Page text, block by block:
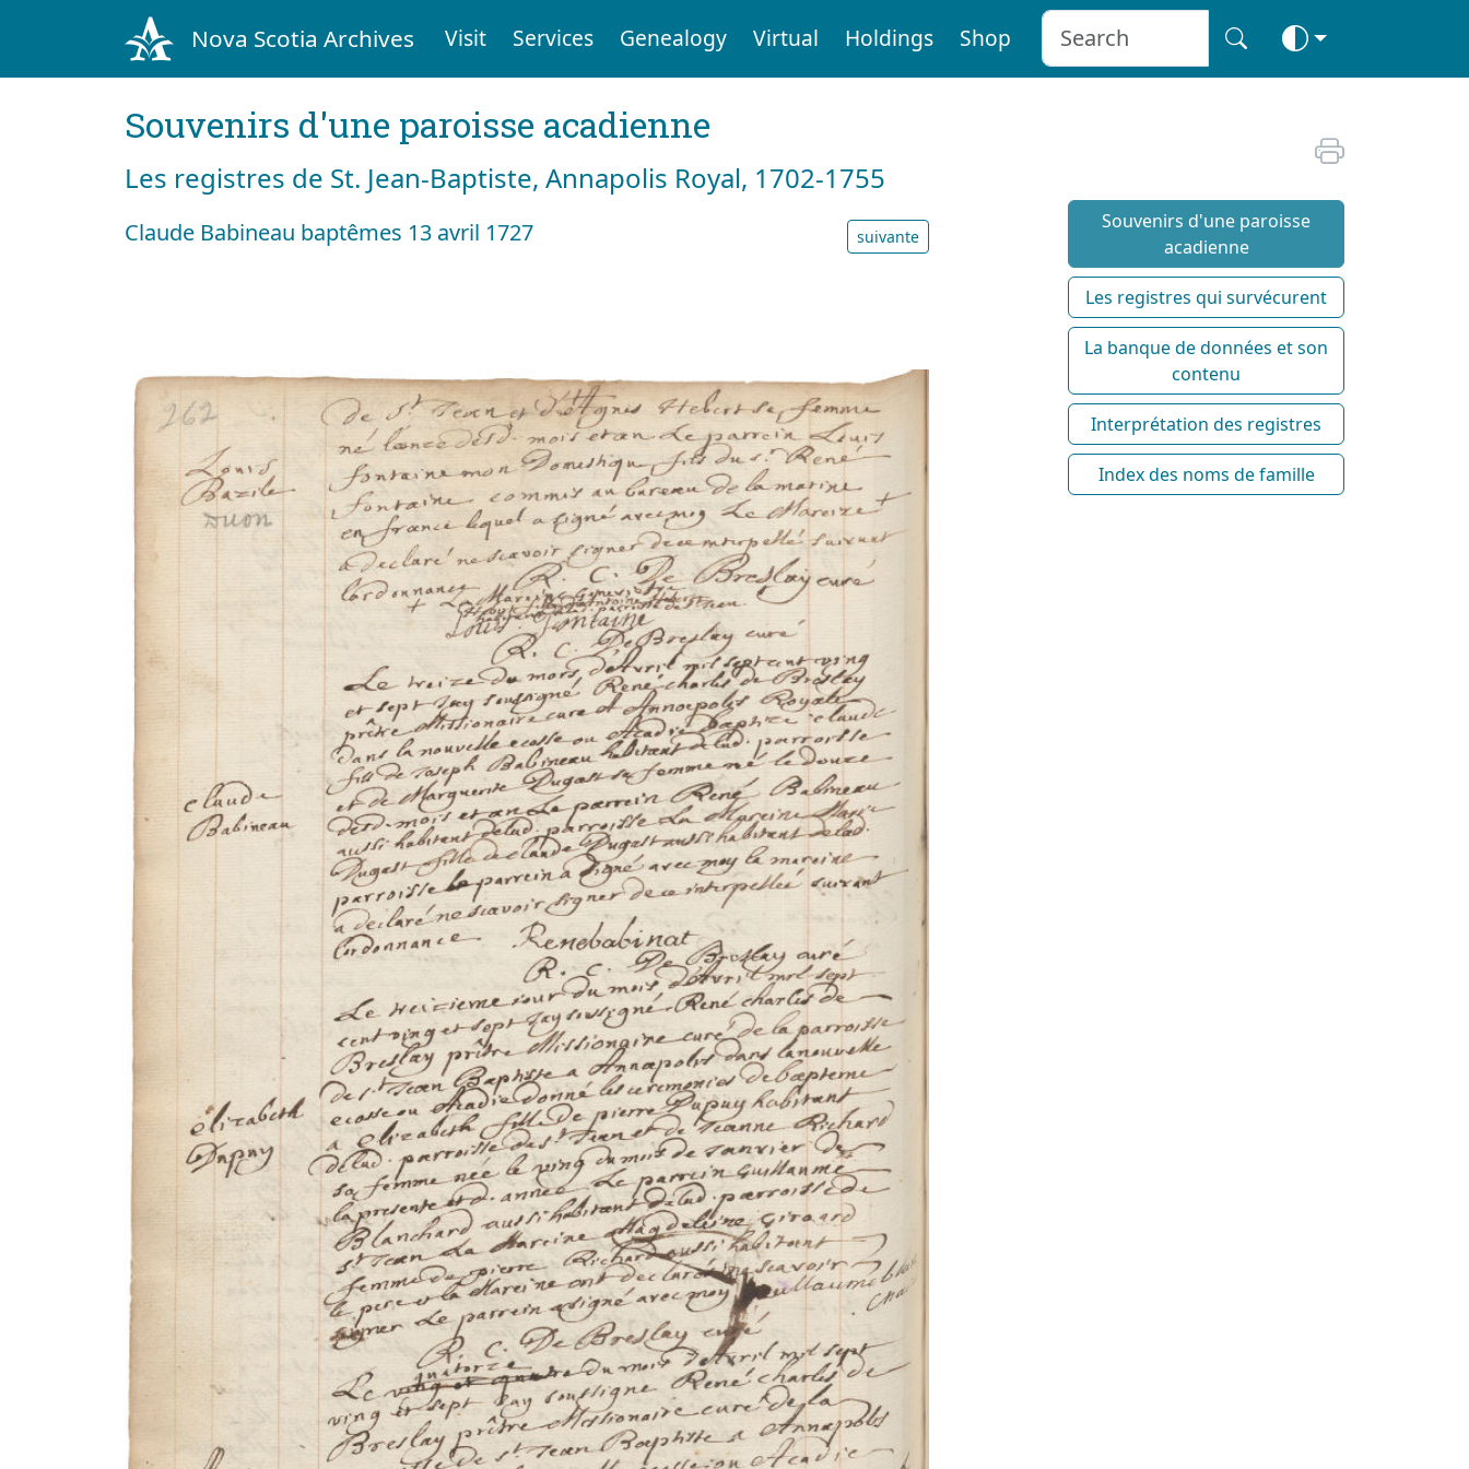
Nova Scotia Archives Visit Services Genealogy Virtual Holdings Shop
Souvenirs d'une paroisse acadienne
Les registres de St. Jean-Baptiste, Annapolis Royal, 1702-1755
Claude Babineau baptêmes 13 avril 1727 suivante
Souvenirs d'une paroisse
acadienne
Les registres qui survécurent
La banque de données et son
contenu
Interprétation des registres
Index des noms de famille